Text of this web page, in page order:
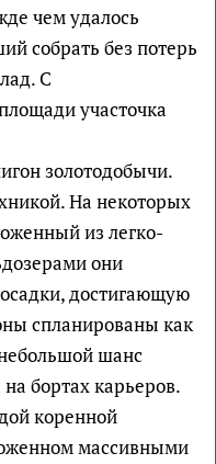
чем удалось
собрать без потерь
С
участочка
золотодобычи.
На некоторых
из легко-
они
достигающую
спланированы как
шанс
бортах карьеров.
коренной
массивными